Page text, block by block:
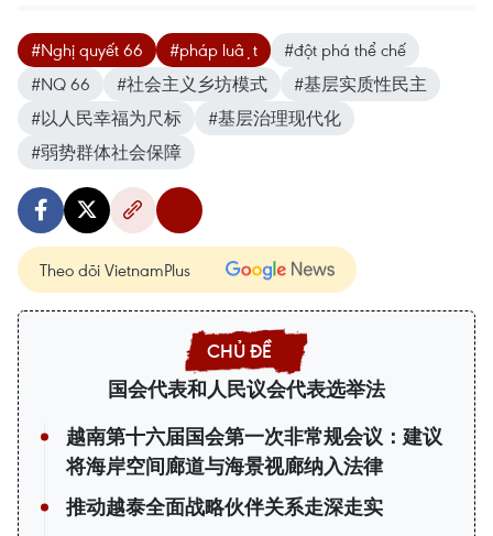
#Nghị quyết 66 #pháp luật
#đột phá thể chế
#NQ 66
#社会主义乡坊模式
#基层实质性民主
#以人民幸福为尺标
#基层治理现代化
#弱势群体社会保障
Theo dõi VietnamPlus
国会代表和人民议会代表选举法
越南第十六届国会第一次非常规会议：建议
将海岸空间廊道与海景视廊纳入法律
推动越泰全面战略伙伴关系走深走实